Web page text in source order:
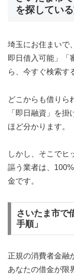
を探してい
埼玉にお住まいで
即日借入可能」「
ら、今すぐ検索す
どこからも借りら
「即日融資」を
ほど分かります。
しかし、そこでヒ
謳う業者は、
金です。
さいたま市で
手順」
正規の消費者金融
あなたの借金が限